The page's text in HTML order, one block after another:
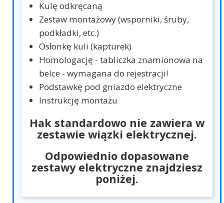
Kulę odkręcaną
Zestaw montażowy (wsporniki, śruby,
podkładki, etc.)
Osłonkę kuli (kapturek)
Homologację - tabliczka znamionowa na
belce - wymagana do rejestracji!
Podstawkę pod gniazdo elektryczne
Instrukcję montażu
Hak standardowo nie zawiera w
zestawie wiązki elektrycznej.
Odpowiednio dopasowane
zestawy elektryczne znajdziesz
poniżej.